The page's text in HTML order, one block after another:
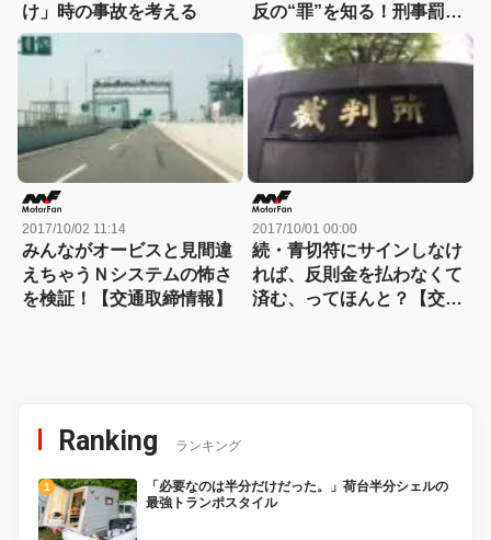
け」時の事故を考える
反の“罪”を知る！刑事罰で
前科が付くケース……
2017/10/02 11:14
みんながオービスと見間違
えちゃうＮシステムの怖さ
を検証！【交通取締情報】
2017/10/01 00:00
続・青切符にサインしなけ
れば、反則金を払わなくて
済む、ってほんと？【交通
Ranking ランキング
「必要なのは半分だけだった。」荷台半分シェルの
最強トランポスタイル